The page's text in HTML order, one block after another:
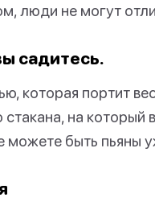
люди не могут
садитесь.
которая портит
на который
можете быть пьяны